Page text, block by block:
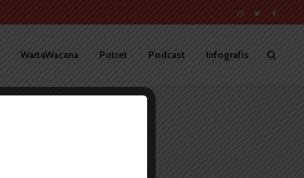
WartaWacana Potret Podcast Infografis